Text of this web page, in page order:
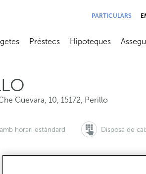
PARTICULARS
submenúAbrir submenú
Préstecs
Abrir submenú
Hipoteques
Abrir
Guevara, 10, 15172, Perillo
horari estàndard Disposa de